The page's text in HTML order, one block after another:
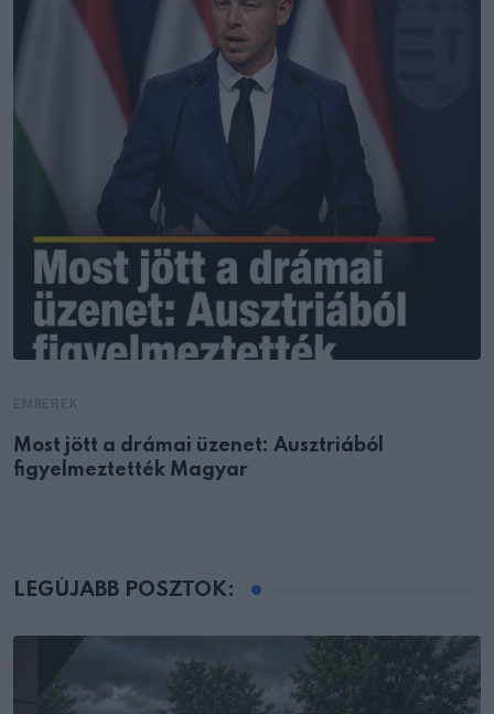
Most jött a drámai üzenet: Ausztriából
figyelmeztették Magyar
LEGÚJABB POSZTOK: